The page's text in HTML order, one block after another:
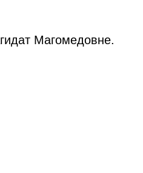
Магомедовне.